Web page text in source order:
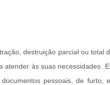
destruição parcial ou
às suas
pessoais, de furto,